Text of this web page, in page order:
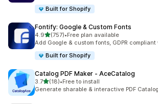
Built for Shopify
Fontify: Google & Custom Fonts
4.9별 5개 중
(757)
총 리뷰 757개
•Free plan available
Add Google & custom fonts, GDPR
Built for Shopify
Catalog PDF Maker ‑ AceCatalog
3.7별 5개 중
(18)
총 리뷰 18개
•Free to install
Generate sharable & interactive PDF